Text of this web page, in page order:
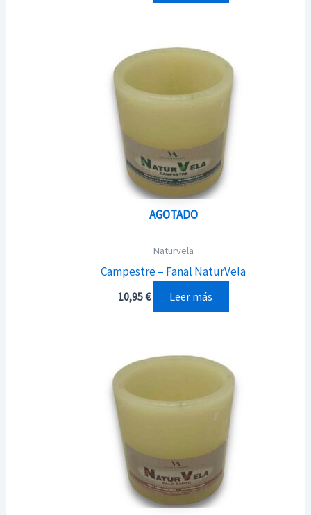
AGOTADO
Naturvela
Campestre – Fanal NaturVela
10,95€ Leer más